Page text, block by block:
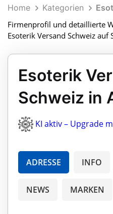
Home Kategorien
Firmenprofil und detaillierte
Esoterik Versand Schweiz auf
Esoterik
Schweiz in
KI aktiv – Upgrade
ADRESSE INFO
NEWS MARKEN